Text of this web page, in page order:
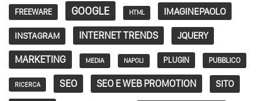
FREEWARE GOOGLE HTML IMAGINEPAOLO
INSTAGRAM INTERNET TRENDS JQUERY
MARKETING MEDIA NAPOLI PLUGIN PUBBLICO
RICERCA SEO SEO E WEB PROMOTION SITO